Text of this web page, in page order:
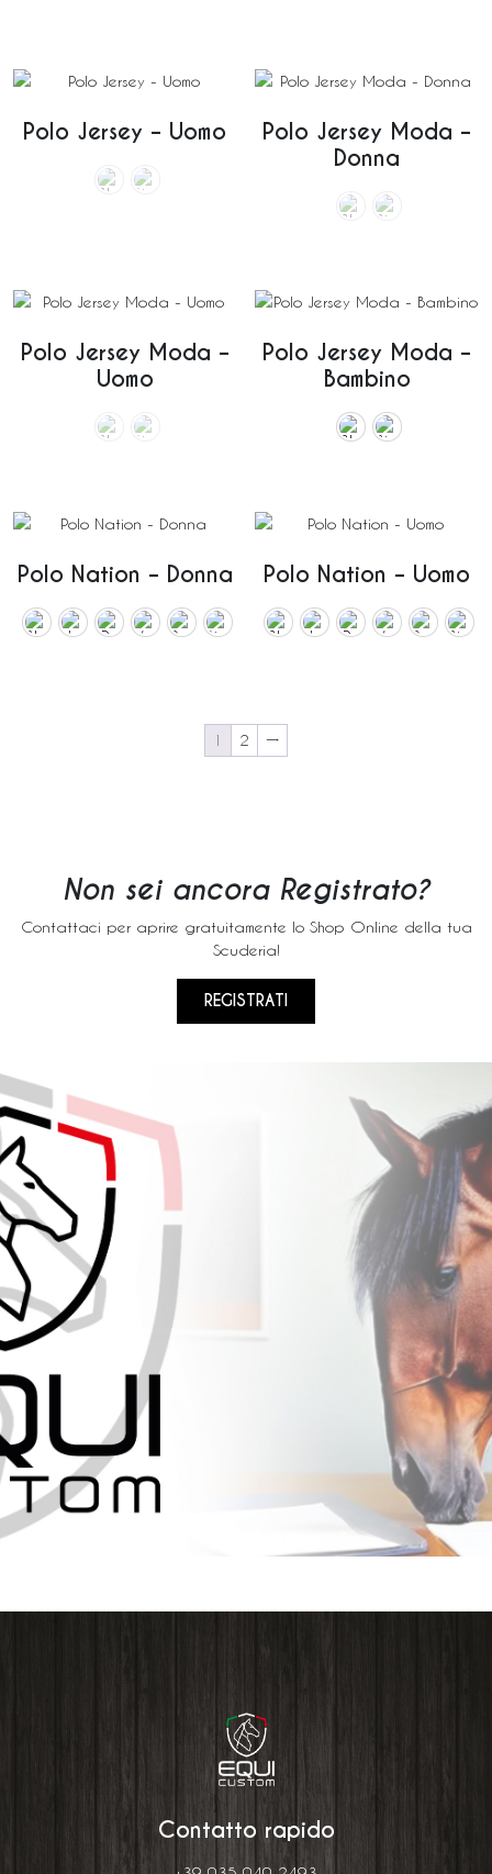
Polo Jersey – Uomo
Polo Jersey Moda –
Donna
Polo Jersey Moda –
Uomo
Polo Jersey Moda –
Bambino
Polo Nation – Donna Polo Nation – Uomo
1 2 →
Non sei ancora Registrato?
Contattaci per aprire gratuitamente lo Shop Online della tua
Scuderia!
REGISTRATI
Contatto rapido